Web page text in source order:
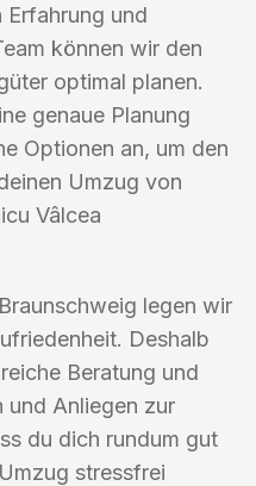
Erfahrung und
können wir den
optimal planen.
genaue Planung
Optionen an, um den
Umzug von
Vâlcea
legen wir
Deshalb
Beratung und
und Anliegen zur
du dich rundum gut
stressfrei